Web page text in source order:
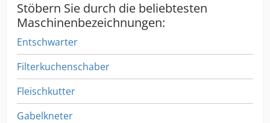
Stöbern Sie durch die beliebtesten
Maschinenbezeichnungen:
Entschwarter
Filterkuchenschaber
Fleischkutter
Gabelkneter